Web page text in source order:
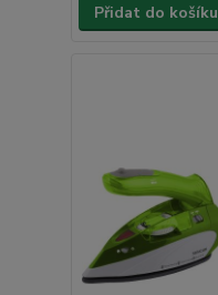
Přidat do košíku